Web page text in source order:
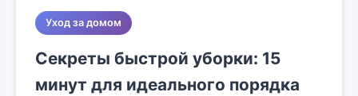
Уход за домом
Секреты быстрой уборки: 15
минут для идеального порядка